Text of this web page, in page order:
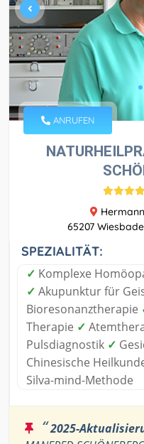
ANRUFEN
65207
SPEZIALITÄT:
✓ Komplexe
✓ Akupunktur für
Bioresonanztherapie
Therapie ✓
Pulsdiagnostik ✓
Chinesische
Silva-mind-Methode
“2025-